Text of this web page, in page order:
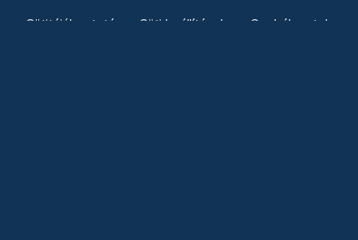
Sütitájékoztató Süti beállítások Szabályzatok